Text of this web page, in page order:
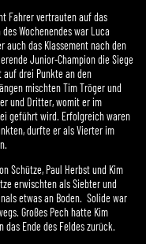
Fahrer vertrauten auf das
Wochenendes war Luca
auch das Klassement nach den
Junior-Champion die Siege
drei Punkte an den
mischten Tim Tröger und
und Dritter, womit er im
geführt wird. Erfolgreich waren
durfte er als Vierter im
Schütze, Paul Herbst und Kim
erwischten als Siebter und
etwas an Boden. Solide war
Großes Pech hatte Kim
das Ende des Feldes zurück.